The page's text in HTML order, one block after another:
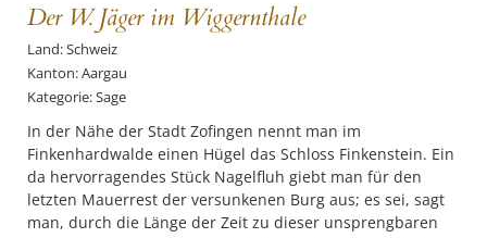
Der W. Jäger im Wiggernthale
Land: Schweiz
Kanton: Aargau
Kategorie: Sage
In der Nähe der Stadt Zofingen nennt man im
Finkenhardwalde einen Hügel das Schloss Finkenstein. Ein
da hervorragendes Stück Nagelfluh giebt man für den
letzten Mauerrest der versunkenen Burg aus; es sei, sagt
man, durch die Länge der Zeit zu dieser unsprengbaren